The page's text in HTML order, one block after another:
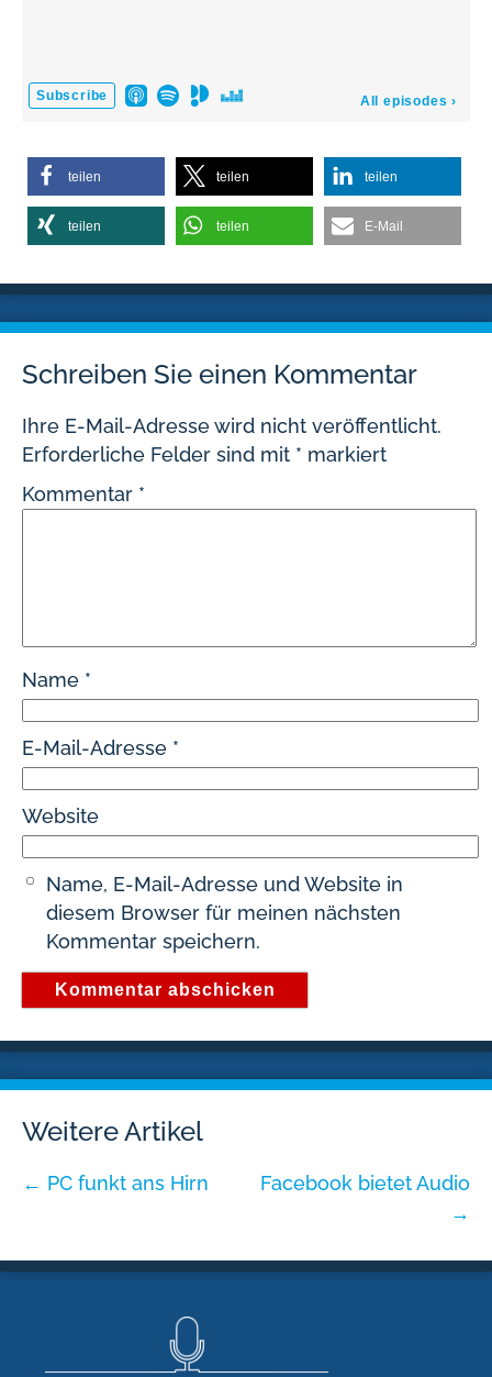
teilen teilen teilen
teilen teilen E-Mail
Schreiben Sie einen Kommentar
Ihre E-Mail-Adresse wird nicht veröffentlicht.
Erforderliche Felder sind mit * markiert
Kommentar *
Name *
E-Mail-Adresse *
Website
Name, E-Mail-Adresse und Website in
diesem Browser für meinen nächsten
Kommentar speichern.
Weitere Artikel
← PC funkt ans Hirn
Facebook bietet Audio
→